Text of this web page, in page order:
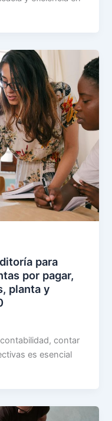
para
por pagar,
planta y
contar
es esencial